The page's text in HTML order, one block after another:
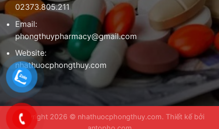
02373.805.211
Email:
phongthuypharmacy@gmail.com
Website:
nhathuocphongthuy.com
Copyright 2026 © nhathuocphongthuy.com. Thiết kế bởi